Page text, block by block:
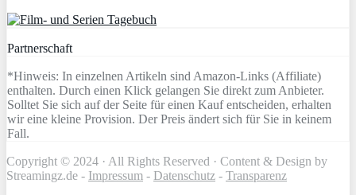
Partnerschaft
*Hinweis: In einzelnen Artikeln sind Amazon-Links (Affiliate)
enthalten. Durch einen Klick gelangen Sie direkt zum Anbieter.
Solltet Sie sich auf der Seite für einen Kauf entscheiden, erhalten
wir eine kleine Provision. Der Preis ändert sich für Sie in keinem
Fall.
Copyright © 2024 · All Rights Reserved · Content & Design by
Streamingz.de - Impressum - Datenschutz - Transparenz